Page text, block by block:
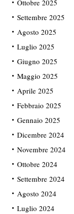
Ottobre 2025
Settembre 2025
Agosto 2025
Luglio 2025
Giugno 2025
Maggio 2025
Aprile 2025
Febbraio 2025
Gennaio 2025
Dicembre 2024
Novembre 2024
Ottobre 2024
Settembre 2024
Agosto 2024
Luglio 2024